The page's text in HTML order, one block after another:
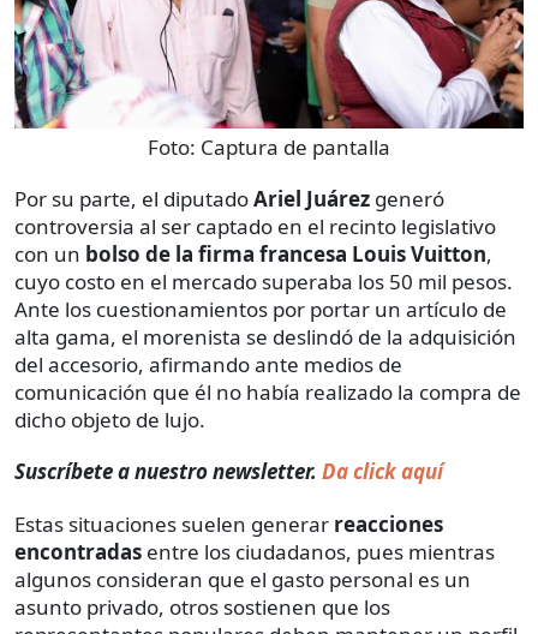
Foto: Captura de pantalla
Por su parte, el diputadoAriel Juárez generó
controversia al ser captado en el recinto legislativo
con un bolso de la firma francesa Louis Vuitton,
cuyo costo en el mercado superaba los 50 mil pesos.
Ante los cuestionamientos por portar un artículo de
alta gama, el morenista se deslindó de la adquisición
del accesorio, afirmando ante medios de
comunicación que él no había realizado la compra de
dicho objeto de lujo.
Suscríbete a nuestro newsletter. Da click aquí
Estas situaciones suelen generar reacciones
encontradas entre los ciudadanos, pues mientras
algunos consideran que el gasto personal es un
asunto privado, otros sostienen que los